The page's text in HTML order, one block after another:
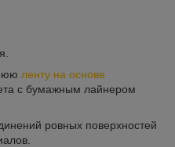
ленту на основе
с бумажным лайнером
ровных поверхностей